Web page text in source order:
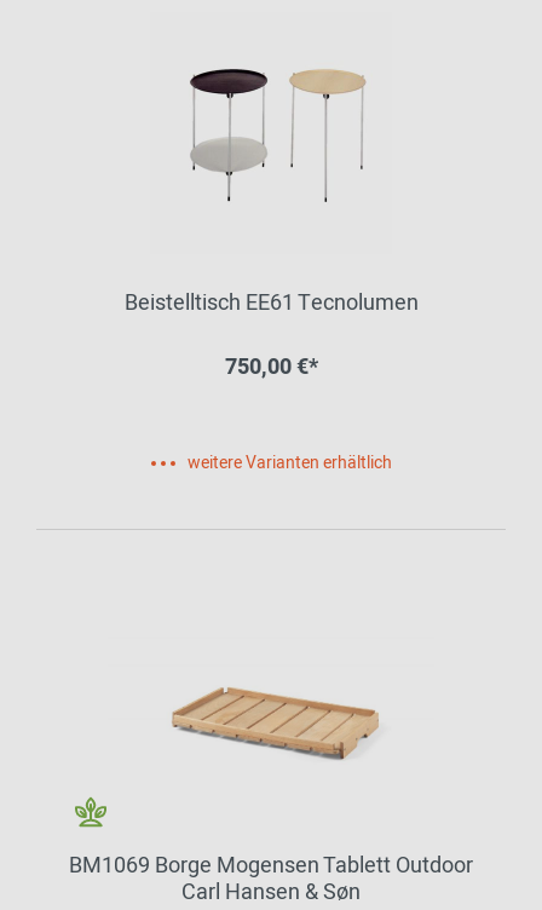
Beistelltisch EE61 Tecnolumen
750,00 €*
weitere Varianten erhältlich
BM1069 Borge Mogensen Tablett Outdoor
Carl Hansen & Søn